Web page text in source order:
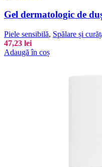
Gel dermatologic de
Piele sensibilă, Spălare și
47,23 lei
Adaugă în coș